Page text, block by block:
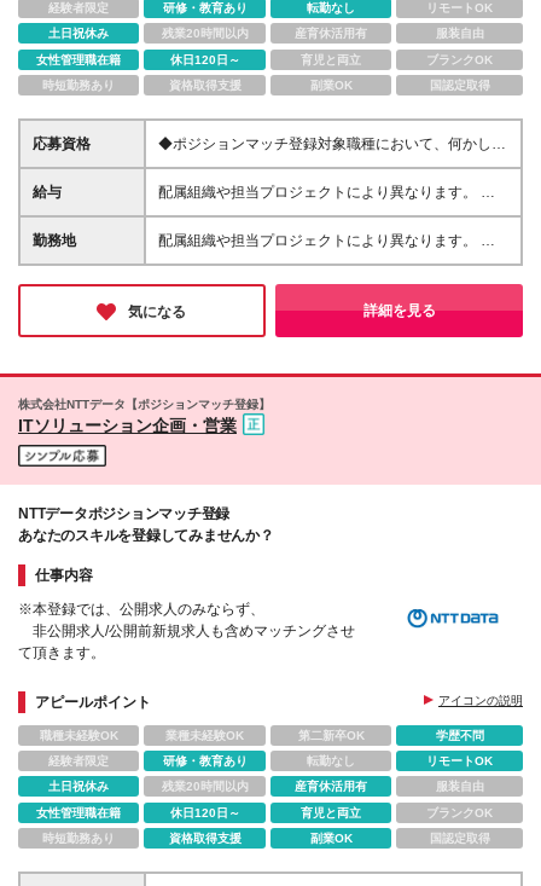
経験者限定
研修・教育あり 転勤なし
リモートOK
土日祝休み
残業20時間以内 産育休活用有
服装自由
女性管理職在籍
休日120日～ 育児と両立
ブランクOK
時短勤務あり
資格取得支援 副業OK 国認定取得
応募資格
◆ポジションマッチ登録対象職種において、何かしら
の知識・経験を有する方 ◆学歴不問
給与
配属組織や担当プロジェクトにより異なります。 想
定年収：330万円～1000万円 ※ご経験やスキルに応じ
て決定します。 ※月給275,000円～833,334円 基本
年収はあくまでも目安の金額であり、 選考を通じ
て上下する可能性があります。 ※試用期間：6か月
勤務地
配属組織や担当プロジェクトにより異なります。 ◆
東京本社 東京都中央区晴海1-8-10 晴海アイランド
トリトンスクエアオフィスタワーX34階 ◆大阪営業所
大阪府大阪市淀川区宮原4丁目3−7 MPR新大阪ビル4F
台市青葉区中央一丁目6番35号 東京建物仙台ビル 4階
Noblesse Sapporo 3階 (変更の範囲)上記を除く当社
関連勤務地
気になる 詳細を見る
株式会社NTTデータ【ポジションマッチ登録】
ITソリューション企画・営業
NTTデータポジションマッチ登録
あなたのスキルを登録してみませんか？
仕事内容
※本登録では、公開求人のみならず、
非公開求人/公開前新規求人も含めマッチングさせ
て頂きます。
アピールポイント アイコンの説明
職種未経験OK 業種未経験OK 第二新卒OK
学歴不問
経験者限定
研修・教育あり 転勤なし
リモートOK
土日祝休み
残業20時間以内 産育休活用有
服装自由
女性管理職在籍
休日120日～ 育児と両立
ブランクOK
時短勤務あり
資格取得支援 副業OK 国認定取得